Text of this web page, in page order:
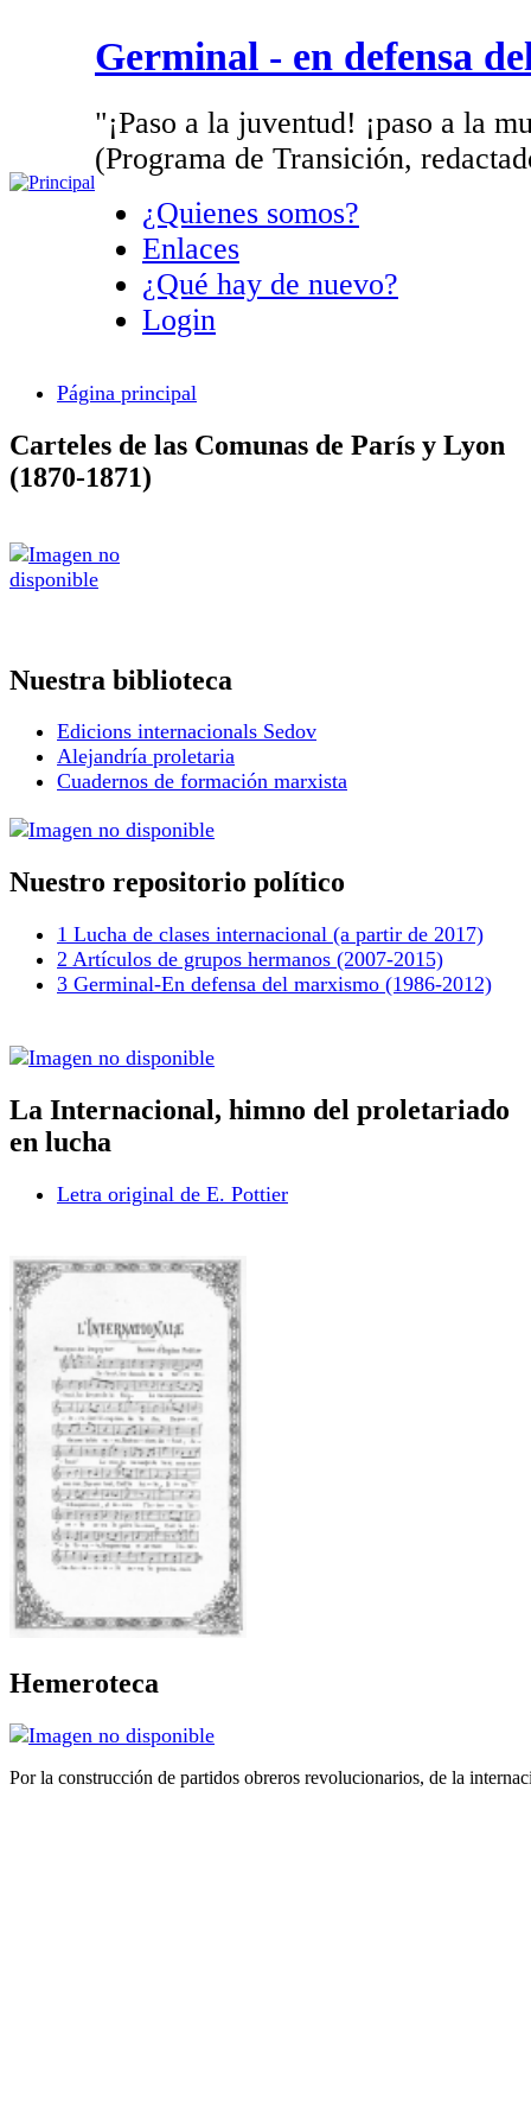
Germinal - en defensa
"¡Paso a la juventud! ¡paso a la
(Programa de Transición,
¿Quienes somos?
Enlaces
¿Qué hay de nuevo?
Login
Página principal
Carteles de las Comunas de París y Lyon
(1870-1871)
Nuestra biblioteca
Edicions internacionals Sedov
Alejandría proletaria
Cuadernos de formación marxista
Nuestro repositorio político
1 Lucha de clases internacional (a partir de 2017)
2 Artículos de grupos hermanos (2007-2015)
3 Germinal-En defensa del marxismo (1986-2012)
La Internacional, himno del proletariado
en lucha
Letra original de E. Pottier
Hemeroteca
Por la construcción de partidos obreros revolucionarios, de la